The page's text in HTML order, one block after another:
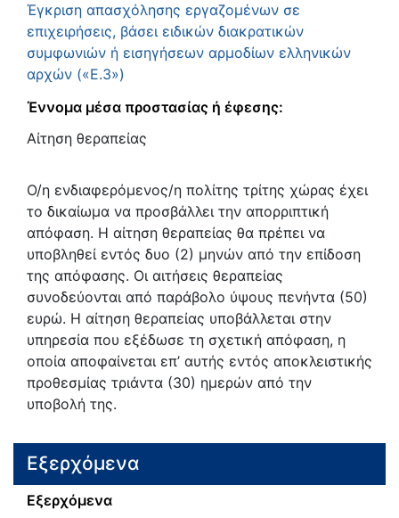
Έγκριση απασχόλησης εργαζομένων σε
επιχειρήσεις, βάσει ειδικών διακρατικών
συμφωνιών ή εισηγήσεων αρμοδίων ελληνικών
αρχών («Ε.3»)
Έννομα μέσα προστασίας ή έφεσης:
Αίτηση θεραπείας
Ο/η ενδιαφερόμενος/η πολίτης τρίτης χώρας έχει
το δικαίωμα να προσβάλλει την απορριπτική
απόφαση. Η αίτηση θεραπείας θα πρέπει να
υποβληθεί εντός δυο (2) μηνών από την επίδοση
της απόφασης. Οι αιτήσεις θεραπείας
συνοδεύονται από παράβολο ύψους πενήντα (50)
ευρώ. Η αίτηση θεραπείας υποβάλλεται στην
υπηρεσία που εξέδωσε τη σχετική απόφαση, η
οποία αποφαίνεται επ’ αυτής εντός αποκλειστικής
προθεσμίας τριάντα (30) ημερών από την
υποβολή της.
Εξερχόμενα
Εξερχόμενα